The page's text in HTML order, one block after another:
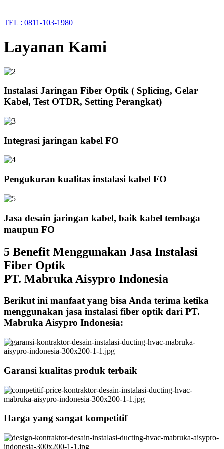
TEL : 0811-103-1980
Layanan Kami
Instalasi Jaringan Fiber Optik ( Splicing, Gelar
Kabel, Test OTDR, Setting Perangkat)
Integrasi jaringan kabel FO
Pengukuran kualitas instalasi kabel FO
Jasa desain jaringan kabel, baik kabel tembaga
maupun FO
5 Benefit Menggunakan Jasa Instalasi
Fiber Optik
PT. Mabruka Aisypro Indonesia
Berikut ini manfaat yang bisa Anda terima ketika
menggunakan jasa instalasi fiber optik dari PT.
Mabruka Aisypro Indonesia:
Garansi kualitas produk terbaik
Harga yang sangat kompetitif